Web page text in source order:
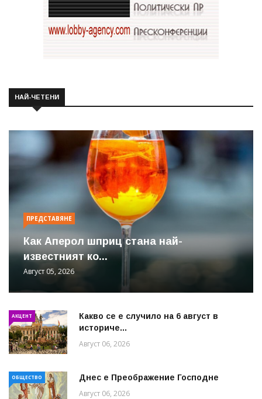
НАЙ-ЧЕТЕНИ
ПРЕДСТАВЯНЕ
Как Аперол шприц стана най-
известният ко...
Август 05, 2026
АКЦЕНТ
Какво се е случило на 6 август в
историче...
Август 06, 2026
ОБЩЕСТВО Днес е Преображение Господне
Август 06, 2026